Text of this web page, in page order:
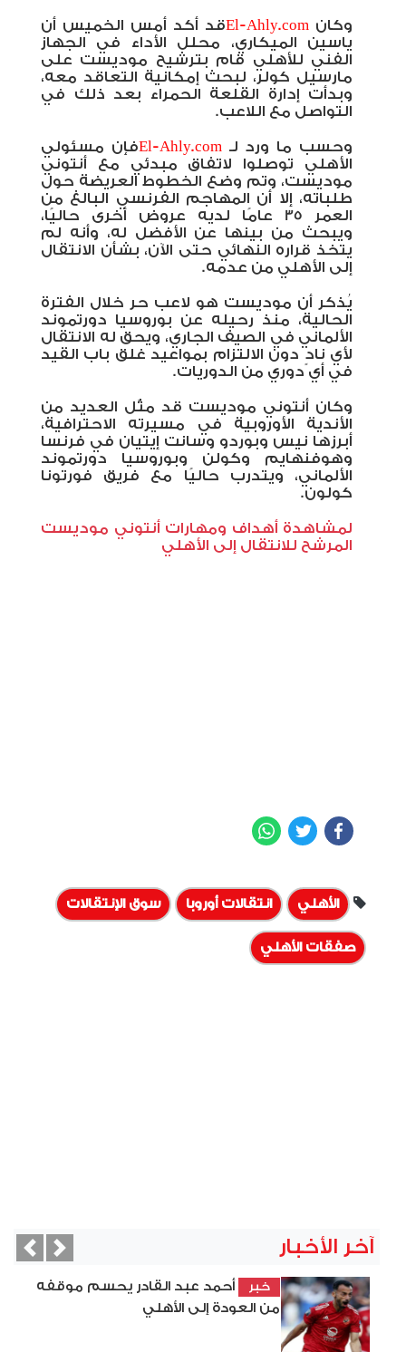
وكان El-Ahly.comقد أكد أمس الخميس أن
ياسين الميكاري، محلل الأداء في الجهاز
الفني للأهلي قام بترشيح موديست على
مارسيل كولر، لبحث إمكانية التعاقد معه،
وبدأت إدارة القلعة الحمراء بعد ذلك في
التواصل مع اللاعب.
وحسب ما ورد لـEl-Ahly.comفإن مسئولي
الأهلي توصلوا لاتفاق مبدئي مع أنتوني
موديست، وتم وضع الخطوط العريضة حول
طلباته، إلا أن المهاجم الفرنسي البالغ من
العمر 35 عامًا لديه عروض أخرى حاليًا،
ويبحث من بينها عن الأفضل له، وأنه لم
يتخذ قراره النهائي حتى الآن، بشأن الانتقال
إلى الأهلي من عدمه.
يُذكر أن موديست هو لاعب حر خلال الفترة
الحالية، منذ رحيله عن بوروسيا دورتموند
الألماني في الصيف الجاري، ويحق له الانتقال
لأي نادٍ دون الالتزام بمواعيد غلق باب القيد
في أي دوري من الدوريات.
وكان أنتوني موديست قد مثّل العديد من
الأندية الأوروبية في مسيرته الاحترافية،
أبرزها نيس وبوردو وسانت إيتيان في فرنسا
وهوفنهايم وكولن وبوروسيا دورتموند
الألماني، ويتدرب حاليًا مع فريق فورتونا
كولون.
لمشاهدة أهداف ومهارات أنتوني موديست
المرشح للانتقال إلى الأهلي
Facebook
Twitter
الأهلي انتقالات أوروبا سوق الإنتقالات
صفقات الأهلي
آخر الأخبار
خبر
أحمد عبد القادر يحسم موقفه
من العودة إلى الأهلي
Next